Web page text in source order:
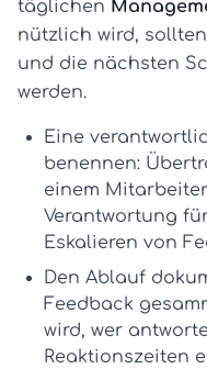
täglichen
nützlich wird,
und die nächsten
werden.
Eine
benennen:
einem
Verantwortung
Eskalieren von
Den Ablauf
Feedback
wird, wer
Reaktionszeiten